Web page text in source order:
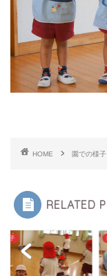
HOME 園での様子
RELATED
様子